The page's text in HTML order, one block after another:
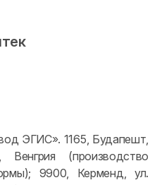
ЭГИС». 1165, Будапешт,
Венгрия (производство
9900, Керменд, ул.